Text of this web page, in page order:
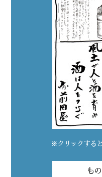
※クリックする
も